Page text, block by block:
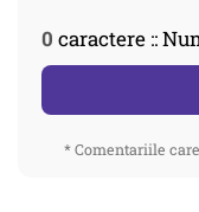
0 caractere ::
* Comentariile